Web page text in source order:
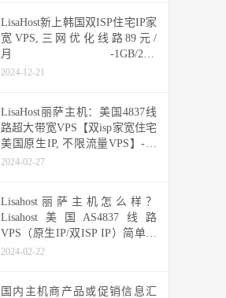
LisaHost新上韩国双ISP住宅IP家
宽VPS,三网优化线路89元/
月-1GB/20G
NVMe/3TB@100Mbps
2024-12-21
LisaHost丽萨主机：美国4837线
路超大带宽VPS【双isp家宽住宅
美国原生IP, 不限流量VPS】-全
新双ISP住宅IP段
2024-02-27
Lisahost丽萨主机怎么样？
Lisahost美国AS4837线路
VPS（原生IP/双ISP IP）简单测
评分享
2024-02-22
国内主机商产品或促销信息汇